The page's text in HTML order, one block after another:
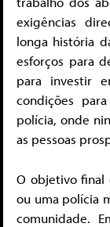
exigências
longa história
esforços para
para investir
condições
polícia, onde
as pessoas
O objetivo final
ou uma polícia
comunidade.